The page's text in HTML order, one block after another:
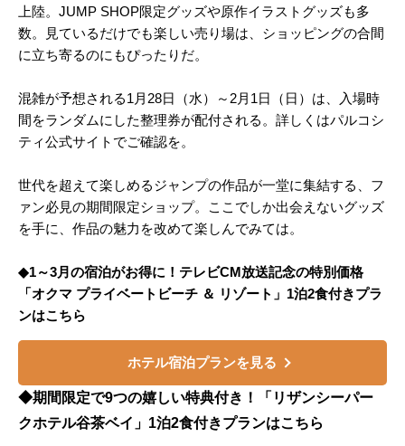
上陸。JUMP SHOP限定グッズや原作イラストグッズも多
数。見ているだけでも楽しい売り場は、ショッピングの合間
に立ち寄るのにもぴったりだ。
混雑が予想される1月28日（水）～2月1日（日）は、入場時
間をランダムにした整理券が配付される。詳しくはパルコシ
ティ公式サイトでご確認を。
世代を超えて楽しめるジャンプの作品が一堂に集結する、フ
ァン必見の期間限定ショップ。ここでしか出会えないグッズ
を手に、作品の魅力を改めて楽しんでみては。
◆1～3月の宿泊がお得に！テレビCM放送記念の特別価格
「オクマ プライベートビーチ ＆ リゾート」1泊2食付きプラ
ンはこちら
ホテル宿泊プランを見る
◆期間限定で9つの嬉しい特典付き！「リザンシーパー
クホテル谷茶ベイ」1泊2食付きプランはこちら